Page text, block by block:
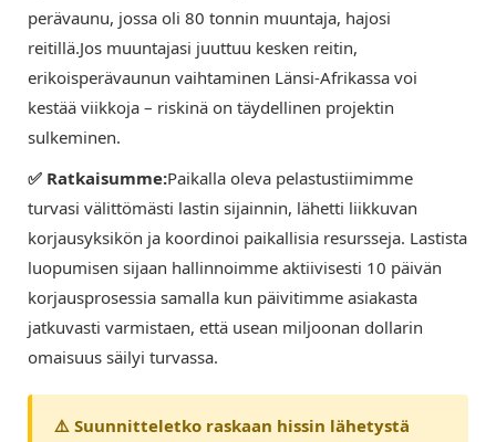
perävaunu, jossa oli 80 tonnin muuntaja, hajosi
reitillä.Jos muuntajasi juuttuu kesken reitin,
erikoisperävaunun vaihtaminen Länsi-Afrikassa voi
kestää viikkoja – riskinä on täydellinen projektin
sulkeminen.
✅ Ratkaisumme:Paikalla oleva pelastustiimimme
turvasi välittömästi lastin sijainnin, lähetti liikkuvan
korjausyksikön ja koordinoi paikallisia resursseja. Lastista
luopumisen sijaan hallinnoimme aktiivisesti 10 päivän
korjausprosessia samalla kun päivitimme asiakasta
jatkuvasti varmistaen, että usean miljoonan dollarin
omaisuus säilyi turvassa.
⚠️ Suunnitteletko raskaan hissin lähetystä